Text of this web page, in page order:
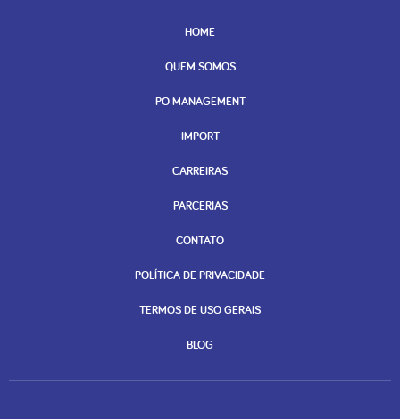
HOME
QUEM SOMOS
PO MANAGEMENT
IMPORT
CARREIRAS
PARCERIAS
CONTATO
POLÍTICA DE PRIVACIDADE
TERMOS DE USO GERAIS
BLOG